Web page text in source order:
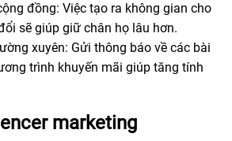
đồng: Việc tạo ra không gian cho
sẽ giúp giữ chân họ lâu hơn.
xuyên: Gửi thông báo về các bài
trình khuyến mãi giúp tăng tính
marketing